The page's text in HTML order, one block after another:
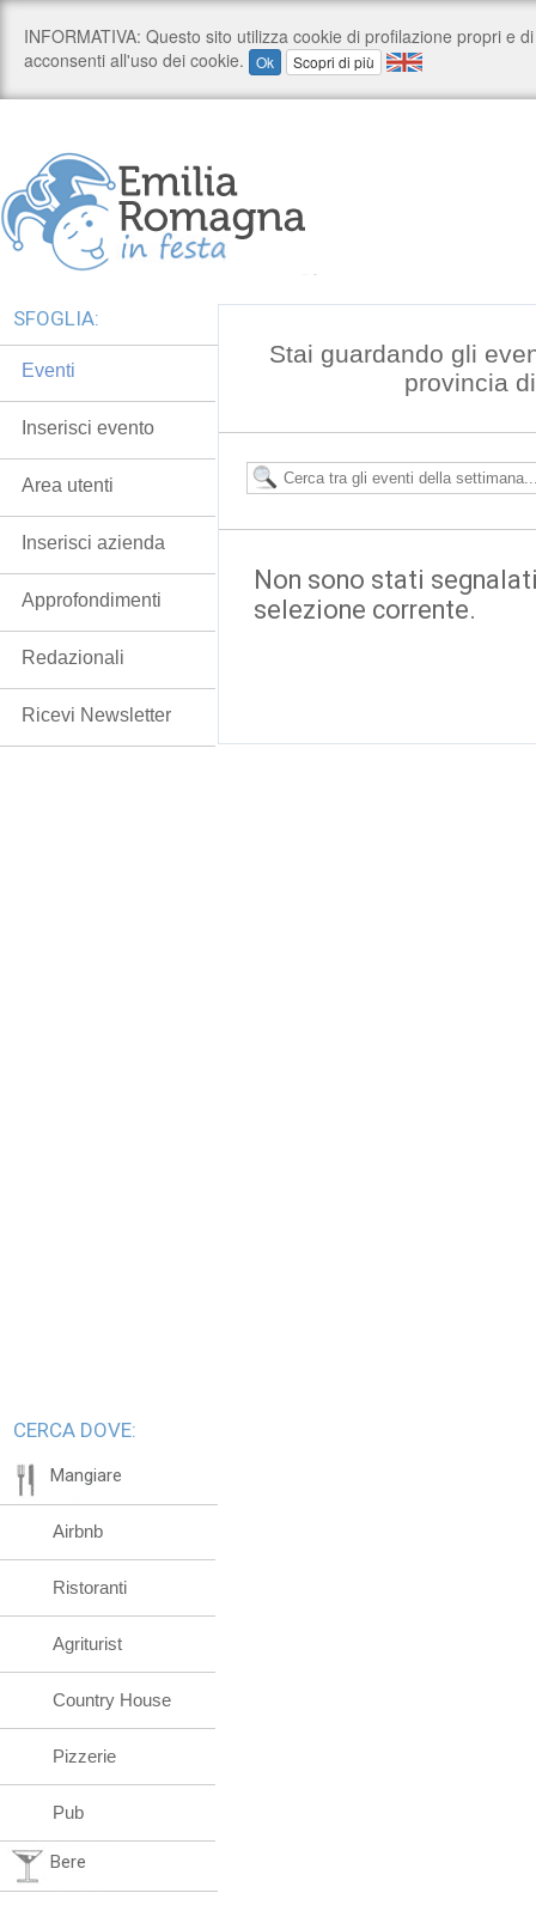
Stai guardando gli
provincia
Non sono stati
selezione corrente.
SFOGLIA:
Eventi
Inserisci evento
Area utenti
Inserisci azienda
Approfondimenti
Redazionali
Ricevi Newsletter
CERCA DOVE:
Mangiare
Airbnb
Ristoranti
Agriturist
Country House
Pizzerie
Pub
Bere